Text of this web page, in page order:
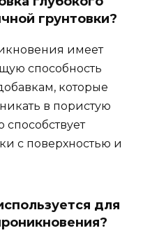
грунтовки?
имеет
способность
которые
в пористую
способствует
с поверхностью и
для